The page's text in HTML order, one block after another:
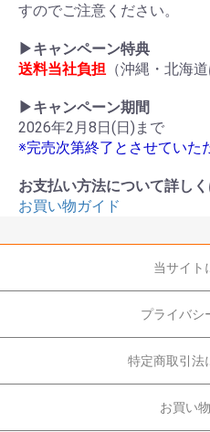
すのでご注意ください。
▶キャンペーン特典
送料当社負担 （沖縄・北海
▶キャンペーン期間
2026年2月8日(日)まで
※完売次第終了とさせていた
お支払い方法について詳し
お買い物ガイド
当サイト
プライバシ
特定商取引法
お買い